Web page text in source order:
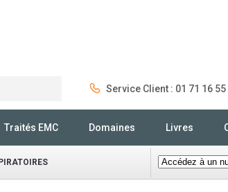
Service Client : 01 71 16 55
Traités EMC Domaines Livres